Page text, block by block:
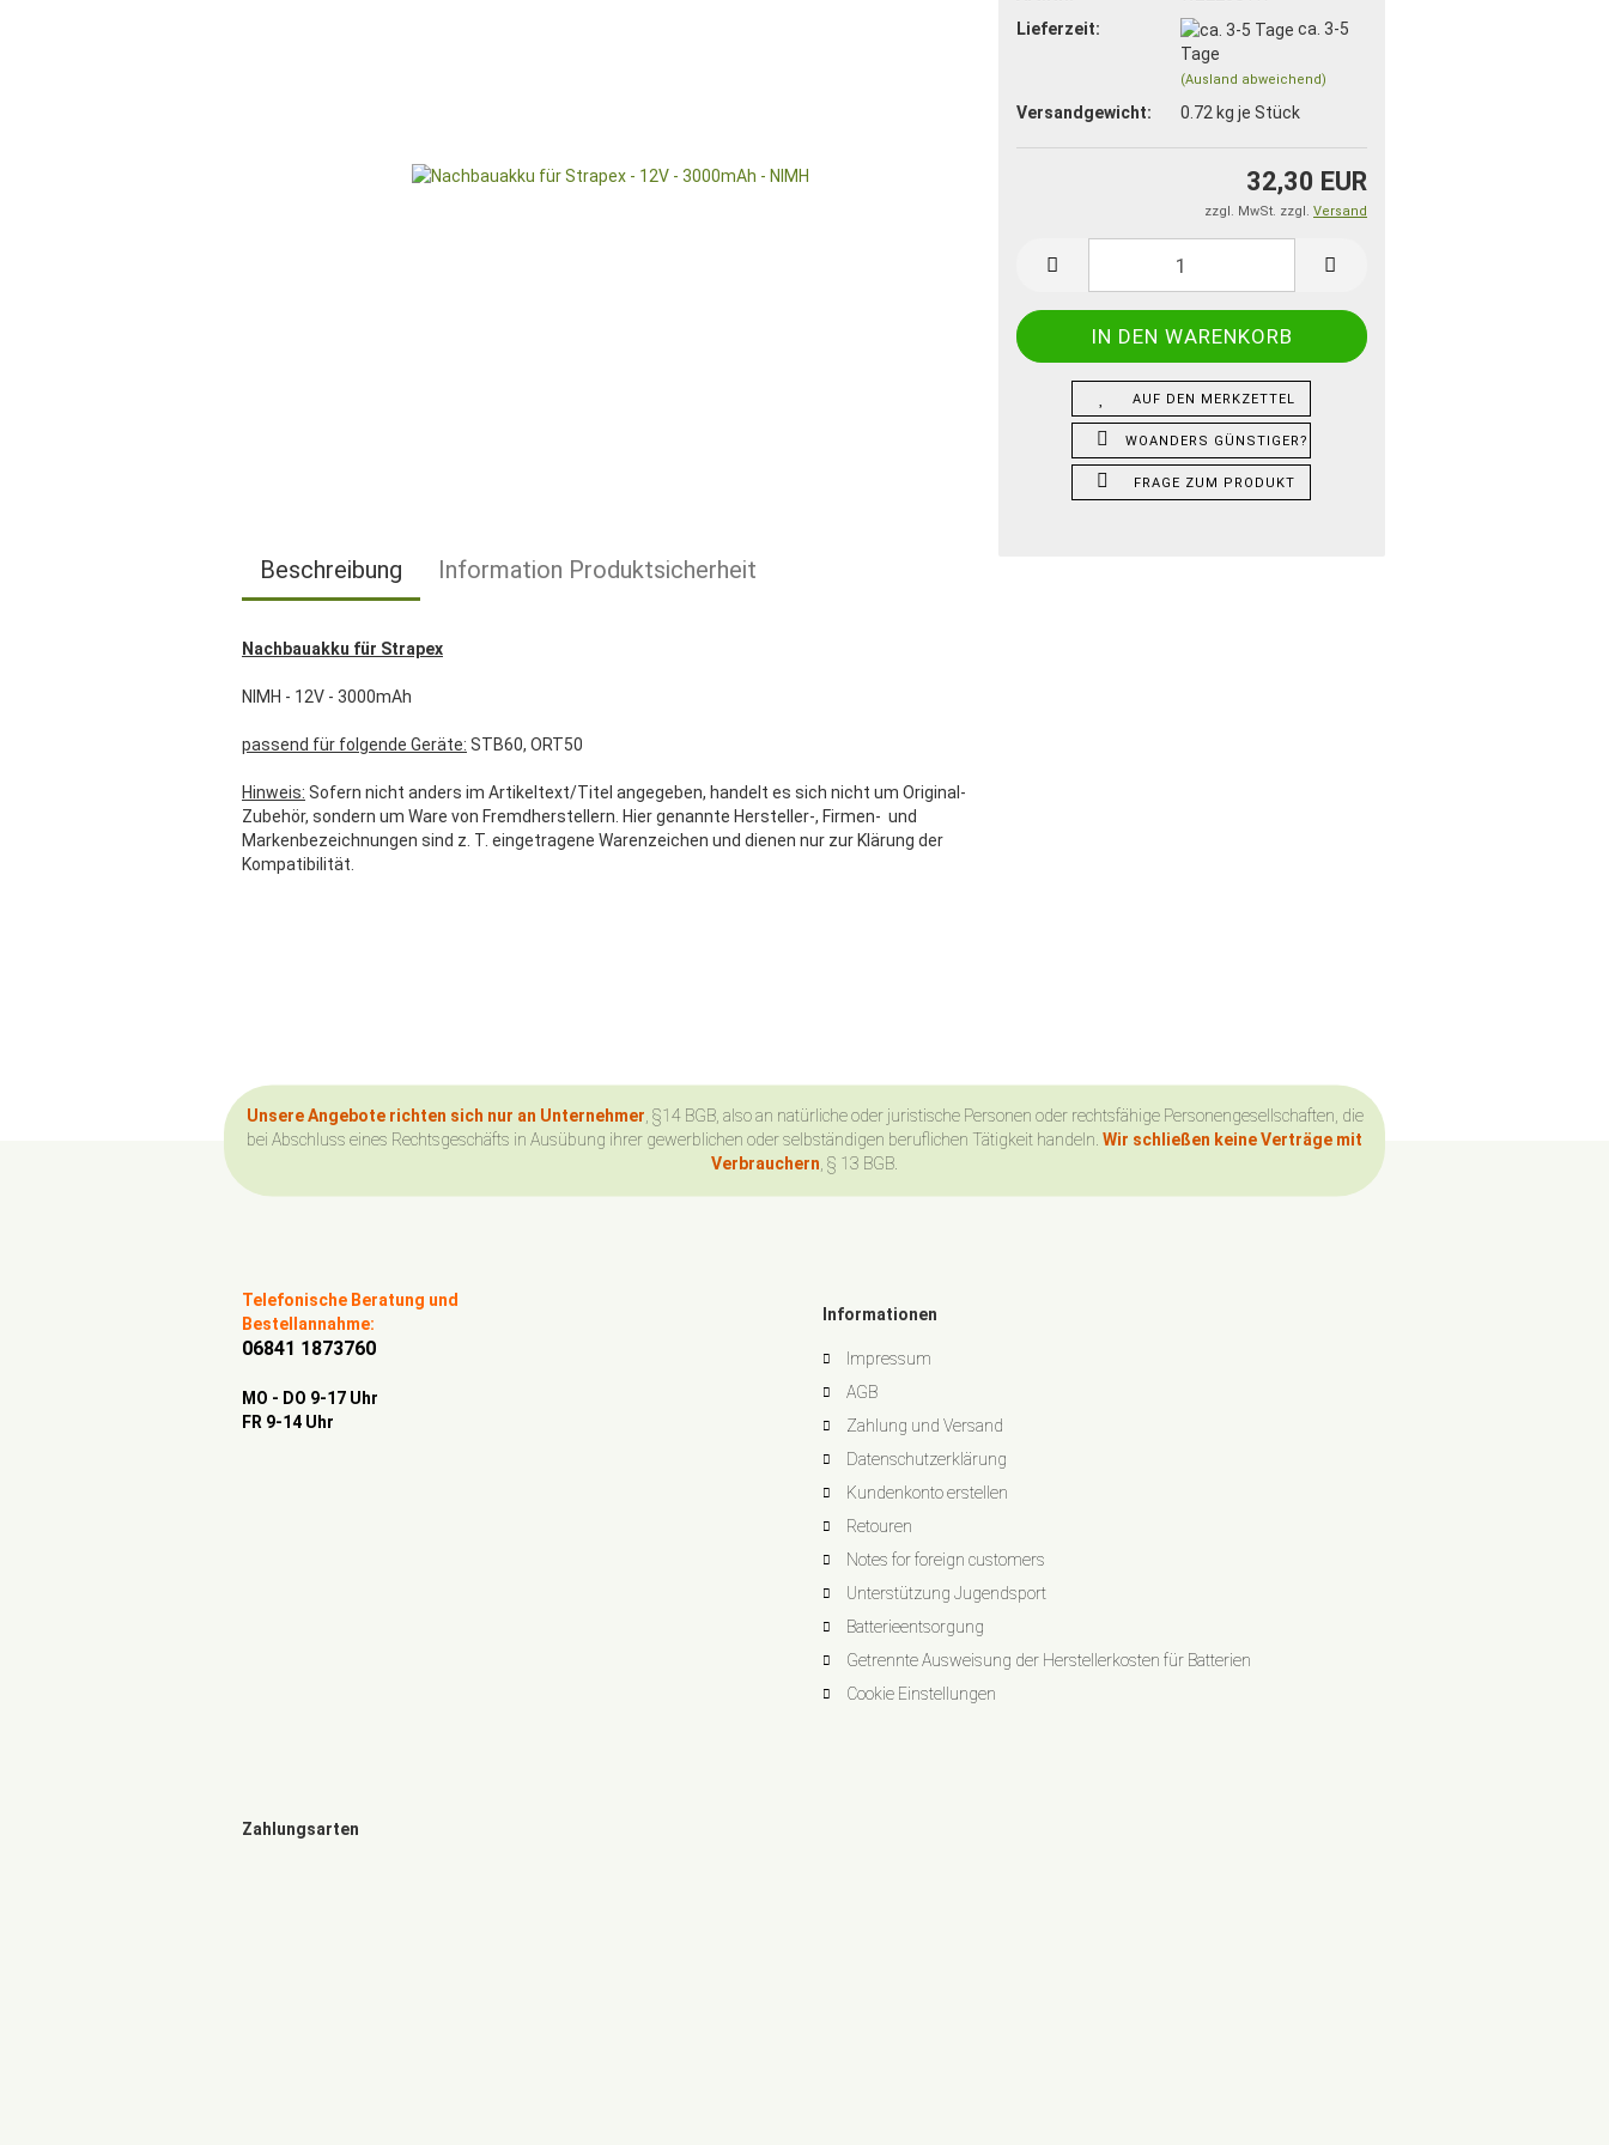
Lieferzeit:
ca. 3-5
Tage
(Ausland abweichend)
Versandgewicht: 0.72 kg je Stück
32,30 EUR
zzgl. MwSt. zzgl. Versand
AUF DEN MERKZETTEL
WOANDERS GÜNSTIGER?
FRAGE ZUM PRODUKT
Beschreibung Information Produktsicherheit
Nachbauakku für Strapex
NIMH - 12V - 3000mAh
passend für folgende Geräte: STB60, ORT50
Hinweis: Sofern nicht anders im Artikeltext/Titel angegeben, handelt es sich nicht um Original-
Zubehör, sondern um Ware von Fremdherstellern. Hier genannte Hersteller-, Firmen- und
Markenbezeichnungen sind z. T. eingetragene Warenzeichen und dienen nur zur Klärung der
Kompatibilität.
Unsere Angebote richten sich nur an Unternehmer , §14 BGB, also an natürliche oder juristische Personen oder rechtsfähige Personengesellschaften, die
bei Abschluss eines Rechtsgeschäfts in Ausübung ihrer gewerblichen oder selbständigen beruflichen Tätigkeit handeln. Wir schließen keine Verträge mit
Verbrauchern , § 13 BGB.
Telefonische Beratung und
Bestellannahme:
06841 1873760
MO - DO 9-17 Uhr
FR 9-14 Uhr
Informationen
Impressum
AGB
Zahlung und Versand
Datenschutzerklärung
Kundenkonto erstellen
Retouren
Notes for foreign customers
Unterstützung Jugendsport
Batterieentsorgung
Getrennte Ausweisung der Herstellerkosten für Batterien
Cookie Einstellungen
Zahlungsarten